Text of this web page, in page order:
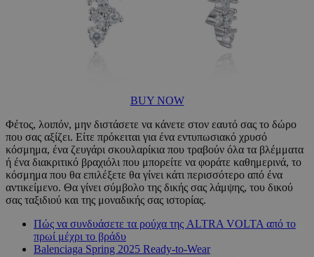
BUY NOW
Φέτος, λοιπόν, μην διστάσετε να κάνετε στον εαυτό σας το δώρο
που σας αξίζει. Είτε πρόκειται για ένα εντυπωσιακό χρυσό
κόσμημα, ένα ζευγάρι σκουλαρίκια που τραβούν όλα τα βλέμματα
ή ένα διακριτικό βραχιόλι που μπορείτε να φοράτε καθημερινά, το
κόσμημα που θα επιλέξετε θα γίνει κάτι περισσότερο από ένα
αντικείμενο. Θα γίνει σύμβολο της δικής σας λάμψης, του δικού
σας ταξιδιού και της μοναδικής σας ιστορίας.
Πώς να συνδυάσετε τα ρούχα της ALTRA VOLTA από το
πρωί μέχρι το βράδυ
Balenciaga Spring 2025 Ready-to-Wear